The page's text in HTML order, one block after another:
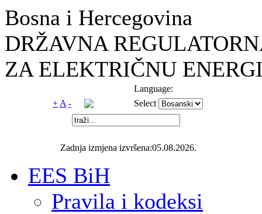
Bosna i Hercegovina
DRŽAVNA
ZA ELEKTRIČNU
Language:
+ A - Select
Zadnja izmjena izvršena:05.08.2026.
EES BiH
Pravila i kodeksi